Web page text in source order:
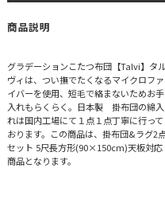
商品説明
グラデーションこたつ布団【Talvi】タ
ヴィは、つい撫でたくなるマイクロファ
イバーを使用、短毛で絡まないためお手
入れもらくらく。日本製 掛布団の綿入
れは国内工場にて１点１点丁寧に行って
おります。この商品は、掛布団&ラグ2
セット 5尺長方形(90×150cm)天板対応
商品となります。